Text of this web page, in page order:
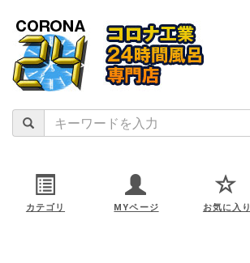
カテゴリ MYページ お気に入り